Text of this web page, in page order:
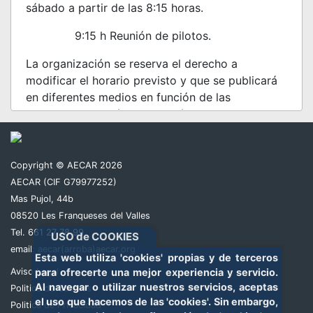
USO de COOKIES
Esta web utiliza 'cookies' propias y de terceros
para ofrecerte una mejor experiencia y servicio.
Al navegar o utilizar nuestros servicios, aceptas
el uso que hacemos de las 'cookies'. Sin embargo,
sábado a partir de las 8:15 horas.
9:15 h Reunión de pilotos.
La organización se reserva el derecho a
modificar el horario previsto y que se publicará
en diferentes medios en función de las
condiciones climáticas y el número de
PREMIOS:Al primero de cada modalidad.
Se precisa licencia AECAR para poder
participar.
RECOGECOCHES:Los pilotos.
PRECIO:Promoción 15,00 €/piloto.
IBAN PARA REALIZAR EL INGRESO:
ES4421034415080033117260
Copyright © AECAR 2026
AECAR (CIF G79977252)
Mas Pujol, 44b
08520 Les Franqueses del Valles
Tel. 661 27 78 99
email:
aecar(arroba)aecar.org
Aviso Legal
Politica de Cookies
Politica de Privacidad